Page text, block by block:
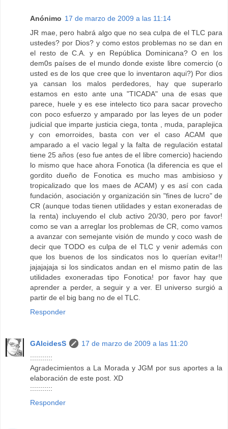
Anónimo 17 de marzo de 2009 a las 11:14
JR mae, pero habrá algo que no sea culpa de el TLC para
ustedes? por Dios? y como estos problemas no se dan en
el resto de C.A. y en República Dominicana? O en los
dem0s países de el mundo donde existe libre comercio (o
usted es de los que cree que lo inventaron aqui?) Por dios
ya cansan los malos perdedores, hay que superarlo
estamos en esto ante una "TICADA" una de esas que
parece, huele y es ese intelecto tico para sacar provecho
con poco esfuerzo y amparado por las leyes de un poder
judicial que imparte justicia ciega, tonta , muda, paraplejica
y con emorroides, basta con ver el caso ACAM que
amparado a el vacio legal y la falta de regulación estatal
tiene 25 años (eso fue antes de el libre comercio) haciendo
lo mismo que hace ahora Fonotica (la diferencia es que el
gordito dueño de Fonotica es mucho mas ambisioso y
tropicalizado que los maes de ACAM) y es así con cada
fundación, asociación y organización sin "fines de lucro" de
CR (aunque todas tienen utilidades y estan exoneradas de
la renta) incluyendo el club activo 20/30, pero por favor!
como se van a arreglar los problemas de CR, como vamos
a avanzar con semejante visión de mundo y coco wash de
decir que TODO es culpa de el TLC y venir además con
que los buenos de los sindicatos nos lo querían evitar!!
jajajajaja si los sindicatos andan en el mismo patin de las
utilidades exoneradas tipo Fonotica! por favor hay que
aprender a perder, a seguir y a ver. El universo surgió a
partir de el big bang no de el TLC.
Responder
GAlcidesS
17 de marzo de 2009 a las 11:20
:::::::::::
Agradecimientos a La Morada y JGM por sus aportes a la
elaboración de este post. XD
:::::::::::
Responder